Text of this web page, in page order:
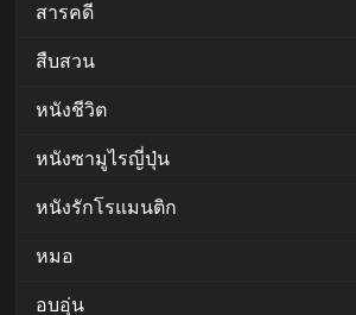
สารคดี
สืบสวน
หนังชีวิต
หนังซามูไรญี่ปุ่น
หนังรักโรแมนติก
หมอ
อบอุ่น